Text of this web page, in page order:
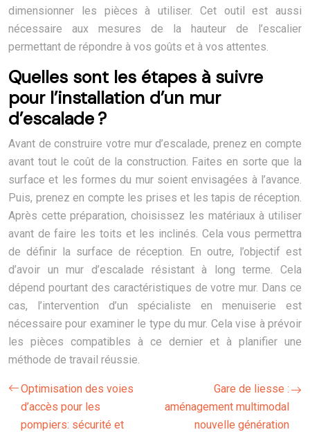
dimensionner les pièces à utiliser. Cet outil est aussi
nécessaire aux mesures de la hauteur de l’escalier
permettant de répondre à vos goûts et à vos attentes.
Quelles sont les étapes à suivre
pour l’installation d’un mur
d’escalade ?
Avant de construire votre mur d’escalade, prenez en compte
avant tout le coût de la construction. Faites en sorte que la
surface et les formes du mur soient envisagées à l’avance.
Puis, prenez en compte les prises et les tapis de réception.
Après cette préparation, choisissez les matériaux à utiliser
avant de faire les toits et les inclinés. Cela vous permettra
de définir la surface de réception. En outre, l’objectif est
d’avoir un mur d’escalade résistant à long terme. Cela
dépend pourtant des caractéristiques de votre mur. Dans ce
cas, l’intervention d’un spécialiste en menuiserie est
nécessaire pour examiner le type du mur. Cela vise à prévoir
les pièces compatibles à ce dernier et à planifier une
méthode de travail réussie.
Optimisation des voies
d’accès pour les
pompiers: sécurité et
Gare de liesse :
aménagement multimodal
nouvelle génération